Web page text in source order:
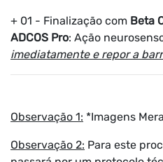
+ 01 - Finalização com Beta
ADCOS Pro: Ação
imediatamente e repor a
Observação 1: *Imagens
Observação 2: Para este